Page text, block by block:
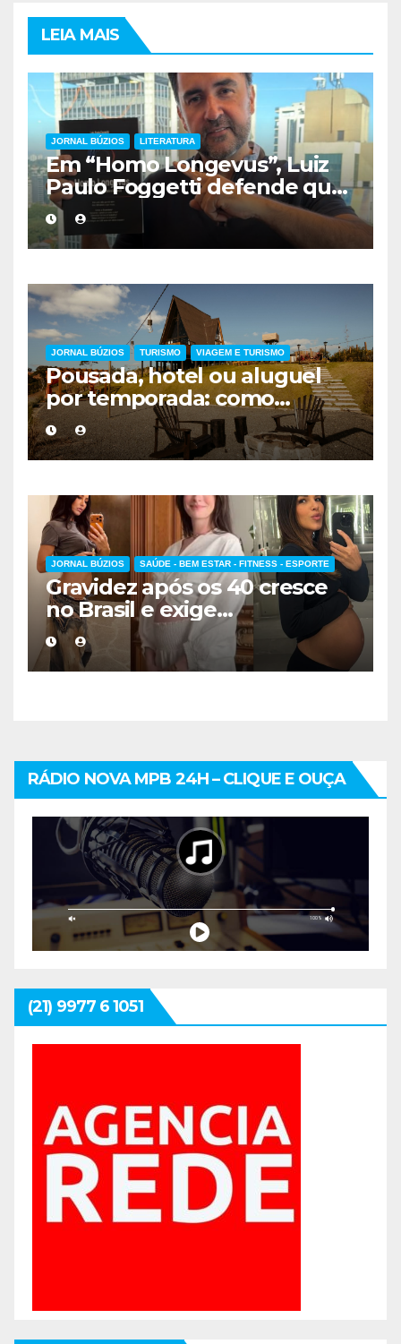
LEIA MAIS
JORNAL BÚZIOS LITERATURA
Em “Homo Longevus”, Luiz
Paulo Foggetti defende que
viver mais exigirá uma nova
forma de encarar a vida
JORNAL BÚZIOS TURISMO VIAGEM E TURISMO
Pousada, hotel ou aluguel
por temporada: como
escolher a melhor
hospedagem
JORNAL BÚZIOS SAÚDE - BEM ESTAR - FITNESS - ESPORTE
Gravidez após os 40 cresce
no Brasil e exige
acompanhamento médico
mais cuidadoso
RÁDIO NOVA MPB 24H – CLIQUE E OUÇA
(21) 9977 6 1051